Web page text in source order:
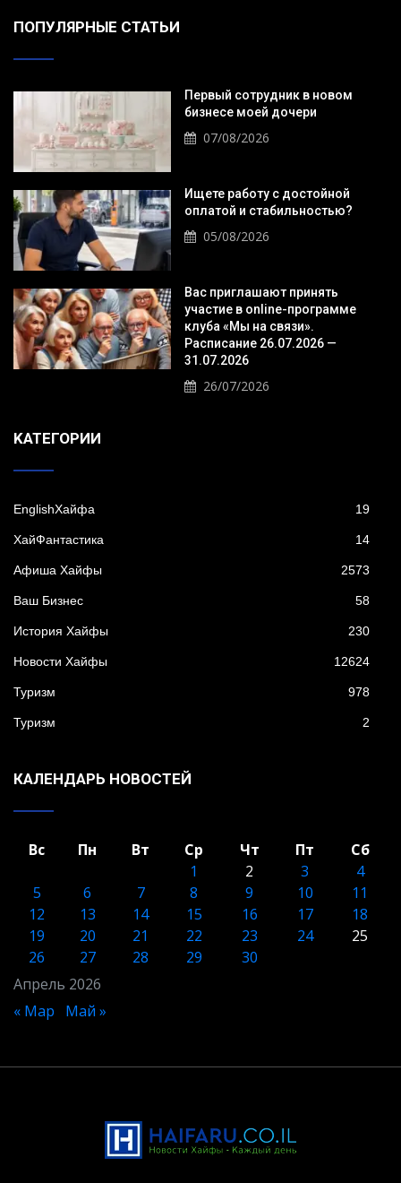
ПОПУЛЯРНЫЕ СТАТЬИ
Первый сотрудник в новом
бизнесе моей дочери
07/08/2026
Ищете работу с достойной
оплатой и стабильностью?
05/08/2026
Вас приглашают принять
участие в online-программе
клуба «Мы на связи».
Расписание 26.07.2026 —
31.07.2026
26/07/2026
KАТЕГОРИИ
EnglishХайфа 19
XайФантастика 14
Афиша Хайфы 2573
Ваш Бизнес 58
История Хайфы 230
Новости Хайфы 12624
Туризм 978
Туризм 2
КАЛЕНДАРЬ НОВОСТЕЙ
Апрель 2026
Вс Пн Вт Ср Чт Пт
Сб
1
2 3
4
5
6 7 8 9 10
11
12
13 14 15 16 17
18
19
20 21 22 23 24
25
26
27 28 29 30
« Мар Май »